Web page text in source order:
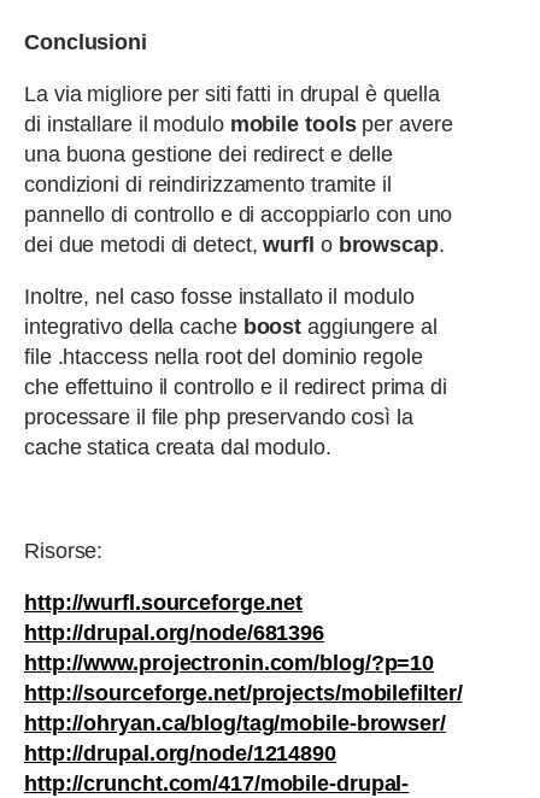
Conclusioni
La via migliore per siti fatti in drupal è quella
di installare il modulo mobile toolsper avere
una buona gestione dei redirect e delle
condizioni di reindirizzamento tramite il
pannello di controllo e di accoppiarlo con uno
dei due metodi di detect,wurfl o browscap.
Inoltre, nel caso fosse installato il modulo
integrativo della cache boost aggiungere al
file .htaccess nella root del dominio regole
che effettuino il controllo e il redirect prima di
processare il file php preservando così la
cache statica creata dal modulo.
Risorse:
http://wurfl.sourceforge.net
http://drupal.org/node/681396
http://www.projectronin.com/blog/?p=10
http://sourceforge.net/projects/mobilefilter/
http://ohryan.ca/blog/tag/mobile-browser/
http://drupal.org/node/1214890
http://cruncht.com/417/mobile-drupal-